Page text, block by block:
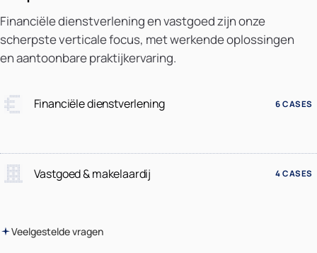
Financiële dienstverlening en vastgoed zijn onze
scherpste verticale focus, met werkende oplossingen
en aantoonbare praktijkervaring.
Financiële dienstverlening 6 CASES
Vastgoed & makelaardij 4 CASES
Veelgestelde vragen